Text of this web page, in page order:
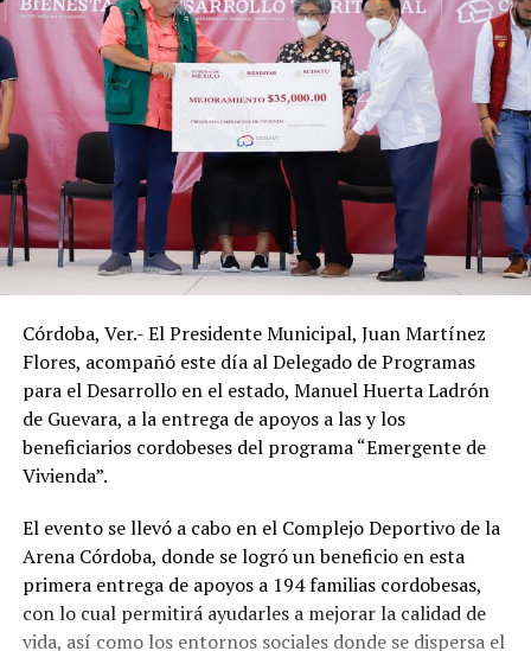
Córdoba, Ver.- El Presidente Municipal, Juan Martínez
Flores, acompañó este día al Delegado de Programas
para el Desarrollo en el estado, Manuel Huerta Ladrón
de Guevara, a la entrega de apoyos a las y los
beneficiarios cordobeses del programa “Emergente de
Vivienda”.
El evento se llevó a cabo en el Complejo Deportivo de la
Arena Córdoba, donde se logró un beneficio en esta
primera entrega de apoyos a 194 familias cordobesas,
con lo cual permitirá ayudarles a mejorar la calidad de
vida, así como los entornos sociales donde se dispersa el